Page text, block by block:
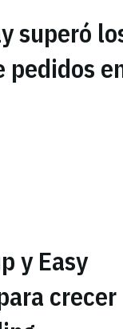
superó
pedidos
y Easy
crecer